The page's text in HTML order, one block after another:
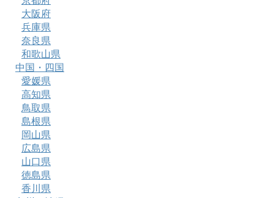
大阪府
兵庫県
奈良県
和歌山県
中国・四国
愛媛県
高知県
鳥取県
島根県
岡山県
広島県
山口県
徳島県
香川県